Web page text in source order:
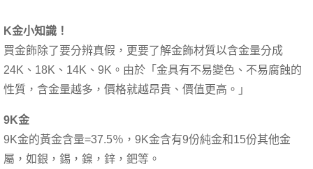
K金小知識！
買金飾除了要分辨真假，更要了解金飾材質以含金量分成
24K、18K、14K、9K。由於「金具有不易變色、不易腐蝕的
性質，含金量越多，價格就越昂貴、價值更高。」
9K金
9K金的黃金含量=37.5％，9K金含有9份純金和15份其他金
屬，如銀，錫，鎳，鋅，鈀等。